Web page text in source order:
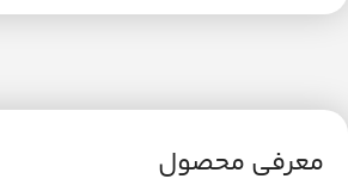
معرفی محصول